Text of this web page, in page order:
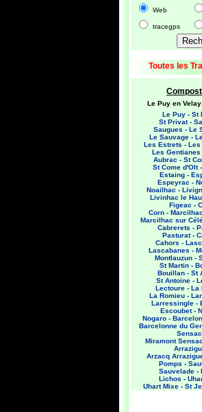
Web
tracegps
Toutes les
Le Puy en
Le Puy - St
St Privat -
Saugues - Le
Le Sauvage -
Les Estrets - Les
Les Gentianes
Aubrac - St
St Come d'Olt
Estaing -
Espeyrac -
Noailhac -
Livinhac le
Figeac -
Corn -
Marcilhac sur
Cabrerets -
Pasturat -
Cahors -
Lascabanes -
Montlauzun -
St Martin -
Bouillan - St
St Antoine -
Lectoure - La
La Romieu -
Larressingle -
Escoubet -
Nogaro -
Barcelonne du
Miramont
Arzacq
Pomps -
Sauvelade -
Lichos -
Uhart Mixe - St